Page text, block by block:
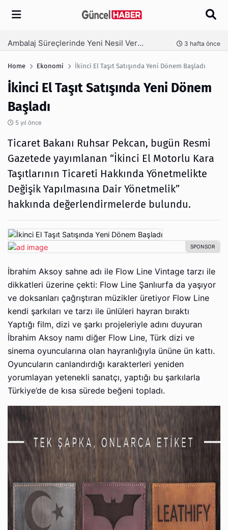
Arama
Ambalaj Süreçlerinde Yeni Nesil Verimliliği Olimpack ile Yakalayın 3 hafta önce
Home Ekonomi İkinci El Taşıt Satışında Yeni Dönem Başladı
İkinci El Taşıt Satışında Yeni Dönem
Başladı
5 yıl önce
Ticaret Bakanı Ruhsar Pekcan, bugün Resmi
Gazetede yayımlanan “İkinci El Motorlu Kara
Taşıtlarının Ticareti Hakkında Yönetmelikte
Değişik Yapılmasına Dair Yönetmelik”
hakkında değerlendirmelerde bulundu.
İbrahim Aksoy sahne adı ile Flow Line Vintage tarzı ile
dikkatleri üzerine çekti: Flow Line Şanlıurfa da yaşıyor
ve doksanları çağrıştıran müzikler üretiyor Flow Line
kendi şarkıları ve tarzı ile ünlüleri hayran bıraktı
Yaptığı film, dizi ve şarkı projeleriyle adını duyuran
İbrahim Aksoy namı diğer Flow Line, Türk dizi ve
sinema oyuncularına olan hayranlığıyla ününe ün kattı.
Oyuncuların canlandırdığı karakterleri yeniden
yorumlayan yetenekli sanatçı, yaptığı bu şarkılarla
Türkiye’de de kısa sürede beğeni topladı.